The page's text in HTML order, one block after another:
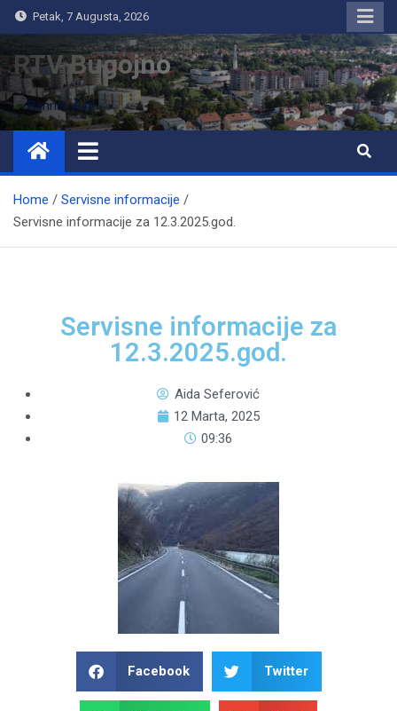
Petak, 7 Augusta, 2026
RTV Bugojno
Home
Servisne informacije
Servisne informacije za 12.3.2025.god.
Servisne informacije za
12.3.2025.god.
Aida Seferović
12 Marta, 2025
09:36
Facebook Twitter